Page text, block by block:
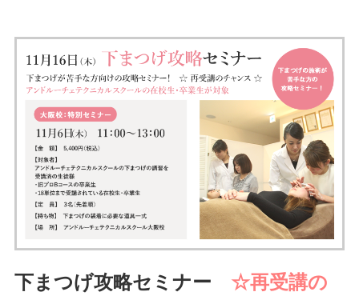
下まつげ攻略セミナー ☆再受講の